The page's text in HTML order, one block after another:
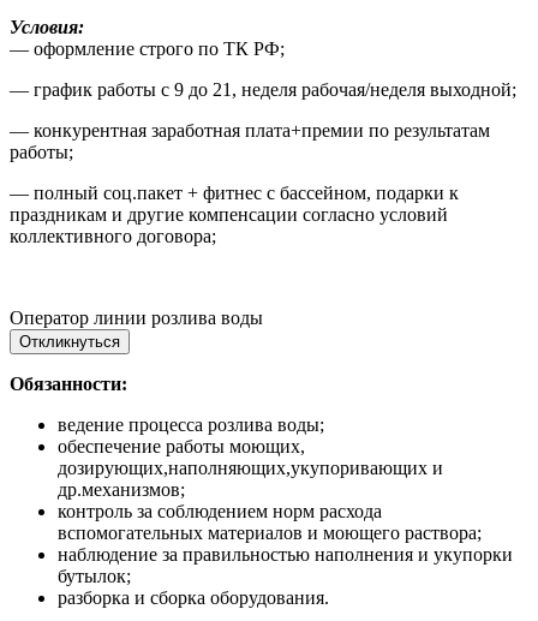
Условия:
— оформление строго по ТК РФ;
— график работы с 9 до 21, неделя рабочая/неделя выходной;
— конкурентная заработная плата+премии по результатам
работы;
— полный соц.пакет + фитнес с бассейном, подарки к
праздникам и другие компенсации согласно условий
коллективного договора;
Оператор линии розлива воды
Откликнуться
Обязанности:
ведение процесса розлива воды;
обеспечение работы моющих,
дозирующих,наполняющих,укупоривающих и
др.механизмов;
контроль за соблюдением норм расхода
вспомогательных материалов и моющего раствора;
наблюдение за правильностью наполнения и укупорки
бутылок;
разборка и сборка оборудования.